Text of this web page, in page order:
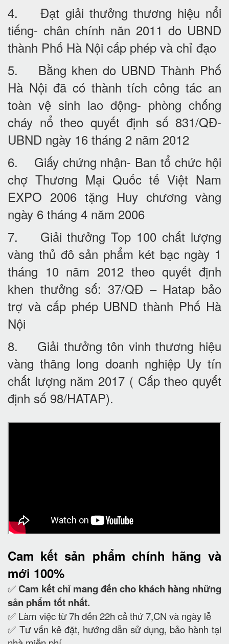
4. Đạt giải thưởng thương hiệu nổi
tiếng- chân chính năn 2011 do UBND
thành Phố Hà Nội cấp phép và chỉ đạo
5. Bằng khen do UBND Thành Phố
Hà Nội đã có thành tích công tác an
toàn vệ sinh lao động- phòng chống
cháy nổ theo quyết định số 831/QĐ-
UBND ngày 16 tháng 2 năm 2012
6. Giấy chứng nhận- Ban tổ chức hội
chợ Thương Mại Quốc tế Việt Nam
EXPO 2006 tặng Huy chương vàng
ngày 6 tháng 4 năm 2006
7. Giải thưởng Top 100 chất lượng
vàng thủ đô sản phẩm két bạc ngày 1
tháng 10 năm 2012 theo quyết định
khen thưởng số: 37/QĐ – Hatap bảo
trợ và cấp phép UBND thành Phố Hà
Nội
8. Giải thưởng tôn vinh thương hiệu
vàng thăng long doanh nghiệp Uy tín
chất lượng năm 2017 ( Cấp theo quyết
định số 98/HATAP).
Cam kết sản phẩm chính hãng và
mới 100%
✅ Cam kếtchỉ mang đến cho khách hàng những
sản phẩm tốt nhất.
✅ Làm việc từ 7h đến 22h cả thứ 7,CN và ngày lễ
✅ Tư vấn kê đặt, hướng dẫn sử dụng, bảo hành tại